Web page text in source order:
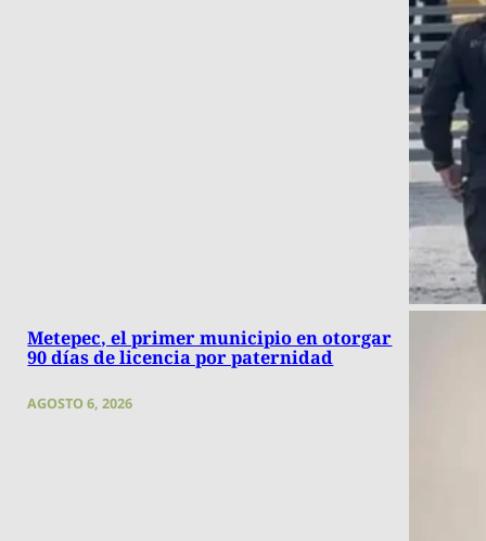
Metepec, el primer municipio en otorgar
90 días de licencia por paternidad
AGOSTO 6, 2026